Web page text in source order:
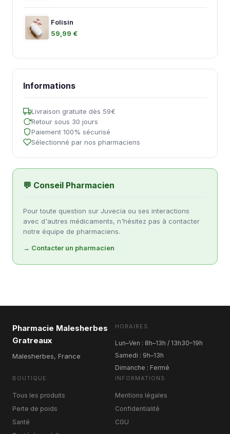
Folisin
59,99 €
Informations
Livraison gratuite dès 59€
Retour sous 30 jours
Paiement 100% sécurisé
Sélectionné par nos pharmaciens
💬 Conseil Pharmacien
Pour toute question sur Juvecia ou ses interactions
avec d'autres médicaments, n'hésitez pas à contacter
notre équipe de pharmaciens.
→ Contacter un pharmacien
Pharmacie Malesherbes
Gratreaux
Malesherbes, France
HORAIRES
Lun–Ven : 8h–13h / 13h30–19h
Samedi : 9h–13h
Dimanche : Fermé
BOUTIQUE
Tous les produits
Perte de poids
Santé
INFORMATIONS
Mentions légales
Confidentialité
CGU